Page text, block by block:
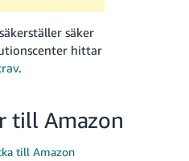
säker
hittar
.
till Amazon
till Amazon